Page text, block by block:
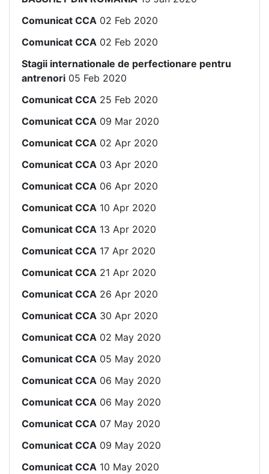
Comunicat CCA 02 Feb 2020
Comunicat CCA 02 Feb 2020
Stagii internationale de perfectionare pentru
antrenori 05 Feb 2020
Comunicat CCA 25 Feb 2020
Comunicat CCA 09 Mar 2020
Comunicat CCA 02 Apr 2020
Comunicat CCA 03 Apr 2020
Comunicat CCA 06 Apr 2020
Comunicat CCA 10 Apr 2020
Comunicat CCA 13 Apr 2020
Comunicat CCA 17 Apr 2020
Comunicat CCA 21 Apr 2020
Comunicat CCA 26 Apr 2020
Comunicat CCA 30 Apr 2020
Comunicat CCA 02 May 2020
Comunicat CCA 05 May 2020
Comunicat CCA 06 May 2020
Comunicat CCA 06 May 2020
Comunicat CCA 07 May 2020
Comunicat CCA 09 May 2020
Comunicat CCA 10 May 2020